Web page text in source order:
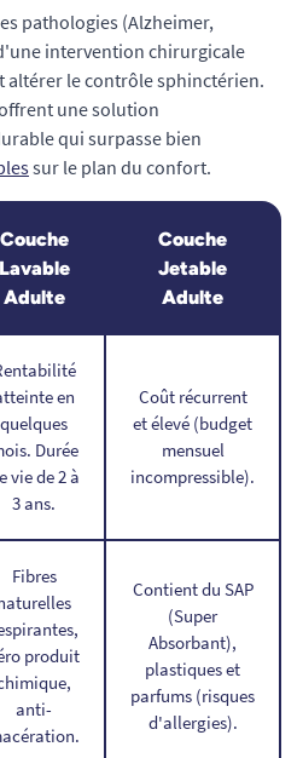
pathologies (Alzheimer,
intervention chirurgicale
altérer le contrôle sphinctérien.
une solution
qui surpasse bien
sur le plan du confort.
Couche
Lavable
Adulte
Couche
Jetable
Adulte
en
quelques
Durée
vie de 2 à
3 ans.
Coût récurrent
et élevé (budget
mensuel
incompressible).
Fibres
produit
anti-
Contient du SAP
(Super
Absorbant),
plastiques et
parfums (risques
d'allergies).